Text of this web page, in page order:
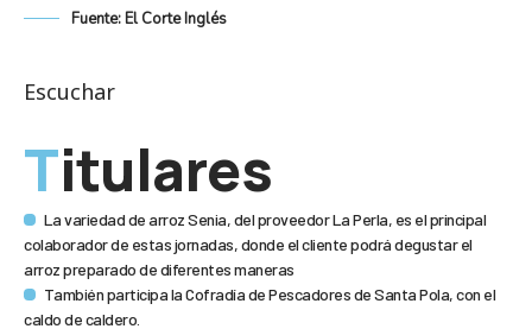
Fuente: El Corte Inglés
Escuchar
Titulares
La variedad de arroz Senia, del proveedor La Perla, es el principal
colaborador de estas jornadas, donde el cliente podrá degustar el
arroz preparado de diferentes maneras
También participa la Cofradía de Pescadores de Santa Pola, con el
caldo de caldero.